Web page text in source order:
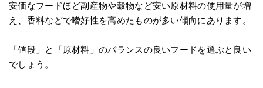
安価なフードほど副産物や穀物など安い原材料の使用量が増
え、香料などで嗜好性を高めたものが多い傾向にあります。
「値段」と「原材料」のバランスの良いフードを選ぶと良い
でしょう。